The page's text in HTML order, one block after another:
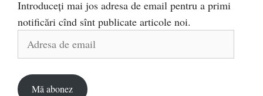
Introduceți mai jos adresa de email pentru a primi
notificări cînd sînt publicate articole noi.
Mă abonez